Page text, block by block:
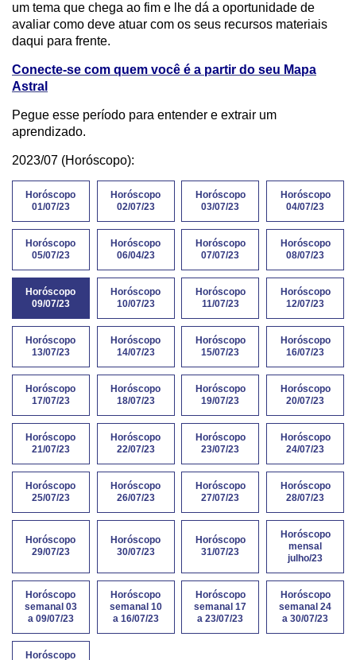
um tema que chega ao fim e lhe dá a oportunidade de
avaliar como deve atuar com os seus recursos materiais
daqui para frente.
Conecte-se com quem você é a partir do seu Mapa
Astral
Pegue esse período para entender e extrair um
aprendizado.
2023/07 (Horóscopo):
Horóscopo
01/07/23
Horóscopo
02/07/23
Horóscopo
03/07/23
Horóscopo
04/07/23
Horóscopo
05/07/23
Horóscopo
06/04/23
Horóscopo
07/07/23
Horóscopo
08/07/23
Horóscopo
09/07/23
Horóscopo
10/07/23
Horóscopo
11/07/23
Horóscopo
12/07/23
Horóscopo
13/07/23
Horóscopo
14/07/23
Horóscopo
15/07/23
Horóscopo
16/07/23
Horóscopo
17/07/23
Horóscopo
18/07/23
Horóscopo
19/07/23
Horóscopo
20/07/23
Horóscopo
21/07/23
Horóscopo
22/07/23
Horóscopo
23/07/23
Horóscopo
24/07/23
Horóscopo
25/07/23
Horóscopo
26/07/23
Horóscopo
27/07/23
Horóscopo
28/07/23
Horóscopo
29/07/23
Horóscopo
30/07/23
Horóscopo
31/07/23
Horóscopo
mensal
julho/23
Horóscopo
semanal 03
a 09/07/23
Horóscopo
semanal 10
a 16/07/23
Horóscopo
semanal 17
a 23/07/23
Horóscopo
semanal 24
a 30/07/23
Horóscopo